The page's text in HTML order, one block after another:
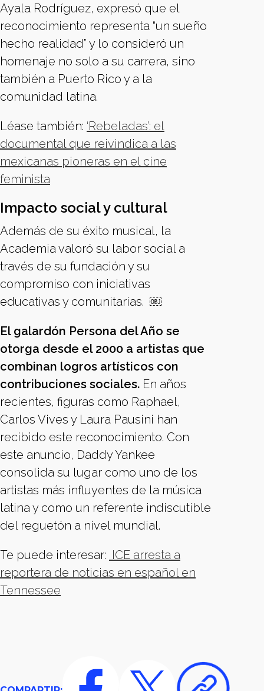
Ayala Rodríguez, expresó que el
reconocimiento representa “un sueño
hecho realidad” y lo consideró un
homenaje no solo a su carrera, sino
también a Puerto Rico y a la
comunidad latina.
Léase también: ‘Rebeladas’: el
documental que reivindica a las
mexicanas pioneras en el cine
feminista
Impacto social y cultural
Además de su éxito musical, la
Academia valoró su labor social a
través de su fundación y su
compromiso con iniciativas
educativas y comunitarias. ￼
El galardón Persona del Año se
otorga desde el 2000 a artistas que
combinan logros artísticos con
contribuciones sociales. En años
recientes, figuras como Raphael,
Carlos Vives y Laura Pausini han
recibido este reconocimiento. Con
este anuncio, Daddy Yankee
consolida su lugar como uno de los
artistas más influyentes de la música
latina y como un referente indiscutible
del reguetón a nivel mundial.
Te puede interesar: ICE arresta a
reportera de noticias en español en
Tennessee